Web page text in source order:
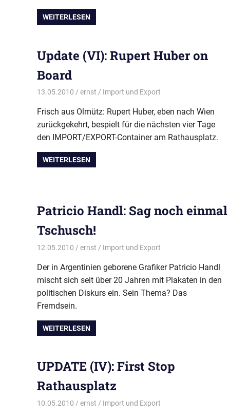
WEITERLESEN
Update (VI): Rupert Huber on
Board
13.05.2010 ernst Import und Export
Frisch aus Olmütz: Rupert Huber, eben nach Wien
zurückgekehrt, bespielt für die nächsten vier Tage
den IMPORT/EXPORT-Container am Rathausplatz.
WEITERLESEN
Patricio Handl: Sag noch einmal
Tschusch!
12.05.2010 ernst Import und Export
Der in Argentinien geborene Grafiker Patricio Handl
mischt sich seit über 20 Jahren mit Plakaten in den
politischen Diskurs ein. Sein Thema? Das
Fremdsein.
WEITERLESEN
UPDATE (IV): First Stop
Rathausplatz
10.05.2010 ernst Import und Export